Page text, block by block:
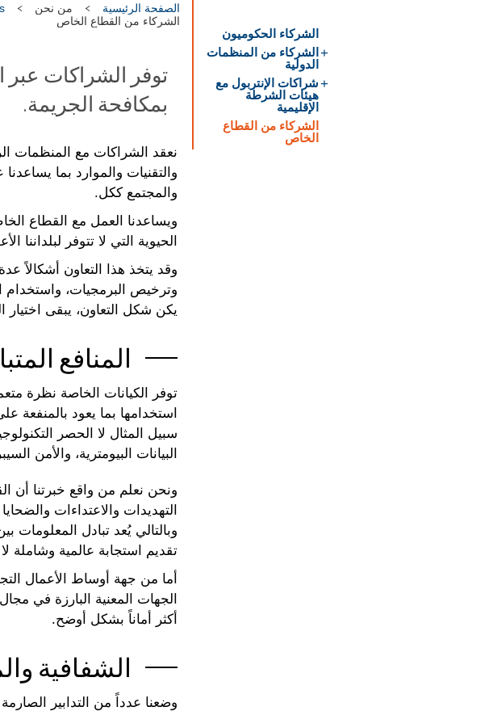
الصفحة الرئيسية من نحن
الشركاء من القطاع الخاص
الشركاء الحكوميون
الشركاء من المنظمات
الدولية
شراكات الإنتربول مع
هيئات الشرطة
الإقليمية
الشركاء من القطاع
الخاص
توفر الشراكات عبر
بمكافحة الجريمة.
نعقد الشراكات مع المنظمات
والتقنيات والموارد بما
والمجتمع ككل.
ويساعدنا العمل مع القطاع
الحيوية التي لا تتوفر لبلداننا
وقد يتخذ هذا التعاون أشكالاً
وترخيص البرمجيات، واستخدام
يكن شكل التعاون، يبقى اختيار
المنافع
توفر الكيانات الخاصة نظرة
استخدامها بما يعود بالمنفعة
سبيل المثال لا الحصر
البيانات البيومترية، والأمن
ونحن نعلم من واقع خبرتنا أن
التهديدات والاعتداءات
وبالتالي يُعد تبادل
تقديم استجابة عالمية وشاملة
أما من جهة أوساط الأعمال
الجهات المعنية البارزة في
أكثر أماناً بشكل أوضح.
الشفافية
وضعنا عدداً من التدابير